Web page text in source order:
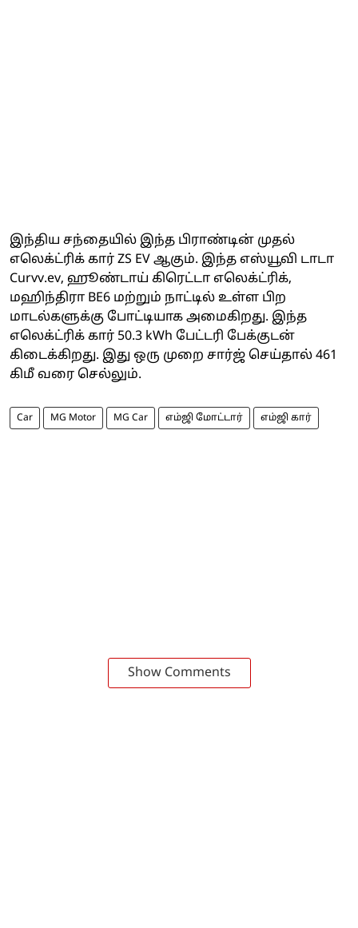
இந்திய சந்தையில் இந்த பிராண்டின் முதல்
எலெக்ட்ரிக் கார் ZS EV ஆகும். இந்த எஸ்யூவி டாடா
Curvv.ev, ஹூண்டாய் கிரெட்டா எலெக்ட்ரிக்,
மஹிந்திரா BE6 மற்றும் நாட்டில் உள்ள பிற
மாடல்களுக்கு போட்டியாக அமைகிறது. இந்த
எலெக்ட்ரிக் கார் 50.3 kWh பேட்டரி பேக்குடன்
கிடைக்கிறது. இது ஒரு முறை சார்ஜ் செய்தால் 461
கிமீ வரை செல்லும்.
Car MG Motor MG Car எம்ஜி மோட்டார் எம்ஜி கார்
Show Comments